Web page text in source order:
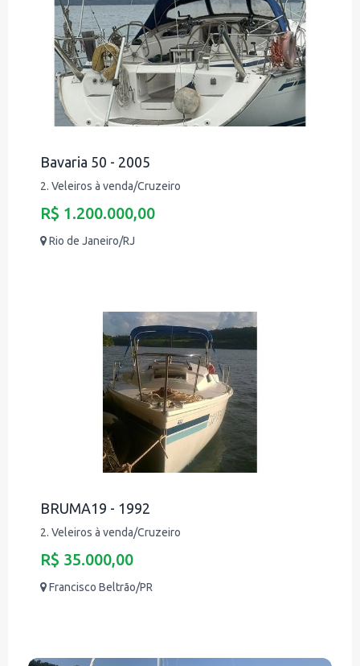
Bavaria 50 - 2005
2. Veleiros à venda/Cruzeiro
R$ 1.200.000,00
Rio de Janeiro/RJ
BRUMA19 - 1992
2. Veleiros à venda/Cruzeiro
R$ 35.000,00
Francisco Beltrão/PR